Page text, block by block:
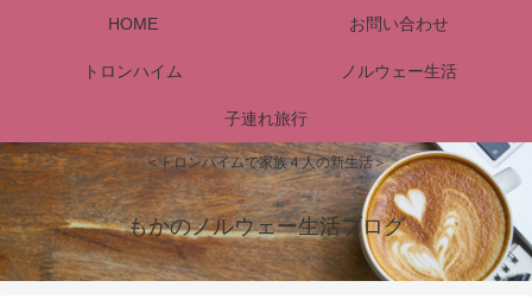
＜トロンハイムで家族４人の新生活＞
もかのノルウェー生活ブログ
HOME お問い合わせ
トロンハイム ノルウェー生活
子連れ旅行